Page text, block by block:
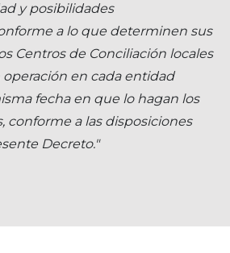
y posibilidades
a lo que determinen sus
Centros de Conciliación locales
en cada entidad
fecha en que lo hagan los
conforme a las disposiciones
Decreto."